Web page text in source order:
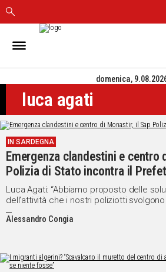
IN
CAGLIARI
SASSARI
NUORO
ORISTANO
SULCIS
GALLURA
OGLIASTRA
MEDIO
CAMPIDANO
POLITICA
domenica,
luca agati
IN SARDEGNA
Emergenza clandestini e centro
Polizia di Stato incontra il
Luca Agati: “Abbiamo proposto delle
dell’attività che i nostri poliziotti svolgono
Alessandro Congia